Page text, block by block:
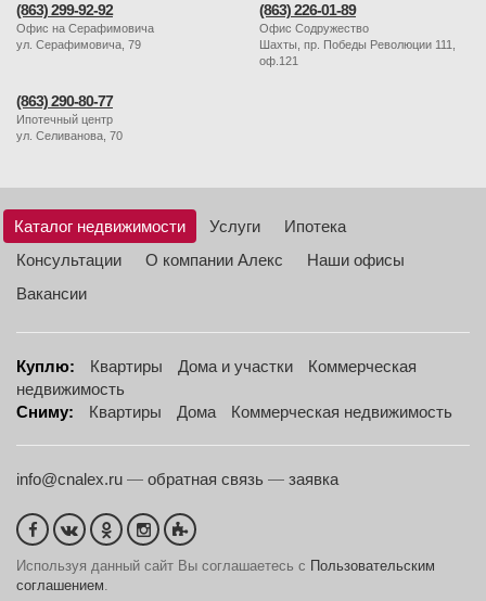
(863) 299-92-92
Офис на Серафимовича
ул. Серафимовича, 79
(863) 226-01-89
Офис Содружество
Шахты, пр. Победы Революции 111,
оф.121
(863) 290-80-77
Ипотечный центр
ул. Селиванова, 70
Каталог недвижимости Услуги
Ипотека
Консультации
О компании Алекс
Наши офисы
Вакансии
Куплю: Квартиры Дома и участки
Коммерческая
недвижимость
Сниму:
Квартиры Дома Коммерческая недвижимость
info@cnalex.ru — обратная связь — заявка
Используя данный сайт Вы соглашаетесь с Пользовательским
соглашением.